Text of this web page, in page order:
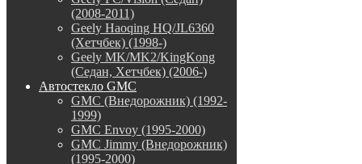
(2008-2011)
Geely Haoqing HQ/JL6360
(Хетчбек) (1998-)
Geely MK/MK2/KingKong
(Седан, Хетчбек) (2006-)
Автостекло GMC
GMC (Внедорожник) (1992-
1999)
GMC Envoy (1995-2000)
GMC Jimmy (Внедорожник)
(1995-2000)